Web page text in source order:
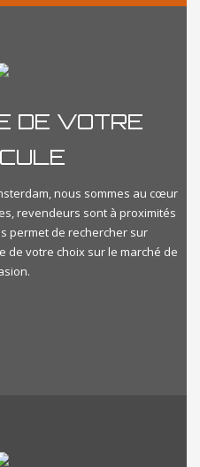
DE VOTRE
nous sommes au cœur
revendeurs sont à proximités
permet de rechercher sur
de votre choix sur le marché de